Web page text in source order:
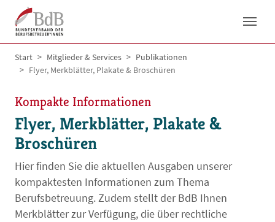
Skip to main navigation
Skip to main content
Skip to page footer
You are here:
Start Mitglieder & Services
Publikationen
Flyer, Merkblätter, Plakate & Broschüren
Kompakte Informationen
Flyer, Merkblätter, Plakate &
Broschüren
Hier finden Sie die aktuellen Ausgaben unserer
kompaktesten Informationen zum Thema
Berufsbetreuung. Zudem stellt der BdB Ihnen
Merkblätter zur Verfügung, die über rechtliche